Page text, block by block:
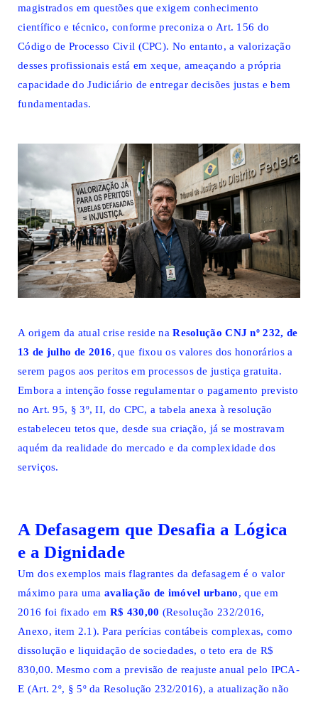
magistrados em questões que exigem conhecimento
científico e técnico, conforme preconiza o Art. 156 do
Código de Processo Civil (CPC). No entanto, a valorização
desses profissionais está em xeque, ameaçando a própria
capacidade do Judiciário de entregar decisões justas e bem
fundamentadas.
A origem da atual crise reside naResolução CNJ nº 232, de
13 de julho de 2016, que fixou os valores dos honorários a
serem pagos aos peritos em processos de justiça gratuita.
Embora a intenção fosse regulamentar o pagamento previsto
no Art. 95, § 3º, II, do CPC, a tabela anexa à resolução
estabeleceu tetos que, desde sua criação, já se mostravam
aquém da realidade do mercado e da complexidade dos
serviços.
A Defasagem que Desafia a Lógica
e a Dignidade
Um dos exemplos mais flagrantes da defasagem é o valor
máximo para uma avaliação de imóvel urbano, que em
2016 foi fixado em R$ 430,00 (Resolução 232/2016,
Anexo, item 2.1). Para perícias contábeis complexas, como
dissolução e liquidação de sociedades, o teto era de R$
830,00. Mesmo com a previsão de reajuste anual pelo IPCA-
E (Art. 2º, § 5º da Resolução 232/2016), a atualização não